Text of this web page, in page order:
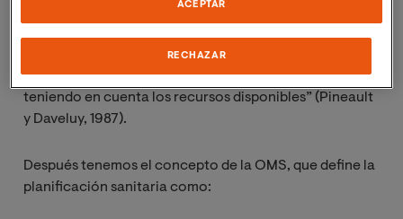
evaluar las actividades más eficaces para satisfacer las
necesidades de salud de una determinada comunidad,
teniendo en cuenta los recursos disponibles” (Pineault
y Daveluy, 1987).
Después tenemos el concepto de la OMS, que define la
planificación sanitaria como:
RECHAZAR
ACEPTAR